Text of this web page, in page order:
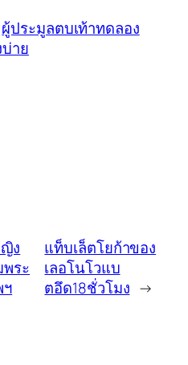
ผู้ประมูลตบเท้าทดลอง
าย
ง
ระ
ฯ
แท็บเล็ตโยก้าของ
เลอโนโวแบ
ตอึด18ชั่วโมง →